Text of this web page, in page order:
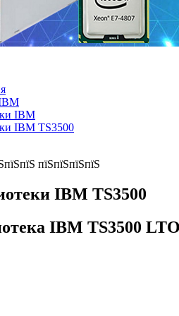
IBM
IBM TS3500
IBM TS3500
IBM TS3500